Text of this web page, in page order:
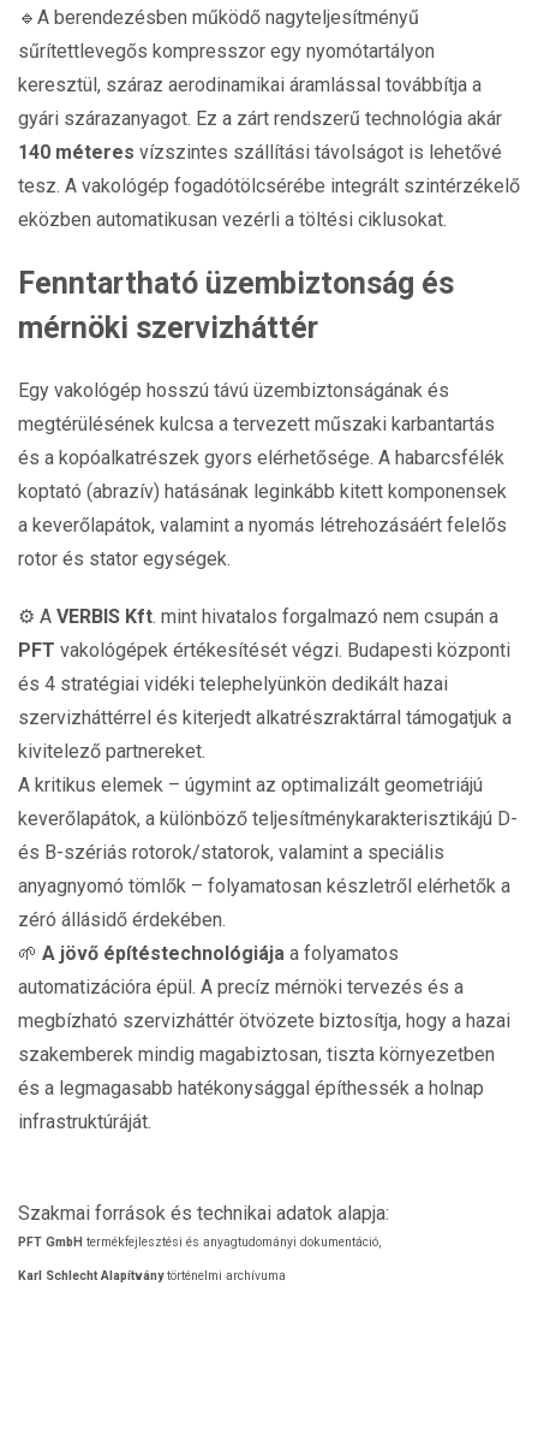
🔹A berendezésben működő nagyteljesítményű
sűrítettlevegős kompresszor egy nyomótartályon
keresztül, száraz aerodinamikai áramlással továbbítja a
gyári szárazanyagot. Ez a zárt rendszerű technológia akár
140 méteres vízszintes szállítási távolságot is lehetővé
tesz. A vakológép fogadótölcsérébe integrált szintérzékelő
eközben automatikusan vezérli a töltési ciklusokat.
Fenntartható üzembiztonság és
mérnöki szervizháttér
Egy vakológép hosszú távú üzembiztonságának és
megtérülésének kulcsa a tervezett műszaki karbantartás
és a kopóalkatrészek gyors elérhetősége. A habarcsfélék
koptató (abrazív) hatásának leginkább kitett komponensek
a keverőlapátok, valamint a nyomás létrehozásáért felelős
rotor és stator egységek.
⚙️ A VERBIS Kft. mint hivatalos forgalmazó nem csupán a
PFT vakológépek értékesítését végzi. Budapesti központi
és 4 stratégiai vidéki telephelyünkön dedikált hazai
szervizháttérrel és kiterjedt alkatrészraktárral támogatjuk a
kivitelező partnereket.
A kritikus elemek – úgymint az optimalizált geometriájú
keverőlapátok, a különböző teljesítménykarakterisztikájú D-
és B-szériás rotorok/statorok, valamint a speciális
anyagnyomó tömlők – folyamatosan készletről elérhetők a
zéró állásidő érdekében.
🌱 A jövő építéstechnológiája a folyamatos
automatizációra épül. A precíz mérnöki tervezés és a
megbízható szervizháttér ötvözete biztosítja, hogy a hazai
szakemberek mindig magabiztosan, tiszta környezetben
és a legmagasabb hatékonysággal építhessék a holnap
infrastruktúráját.
Szakmai források és technikai adatok alapja:
PFT GmbH termékfejlesztési és anyagtudományi dokumentáció,
Karl Schlecht Alapítványtörténelmi archívuma